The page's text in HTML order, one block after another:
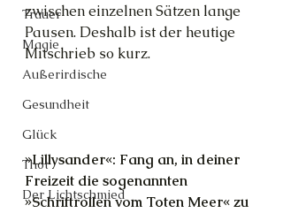
Trauer
Magie
Außerirdische
Gesundheit
Glück
Thot
Der Lichtschmied
zwischen einzelnen Sätzen lange
Pausen. Deshalb ist der heutige
Mitschrieb so kurz.
»Lillysander«: Fang an, in deiner
Freizeit die sogenannten
»Schriftrollen vom Toten Meer« zu